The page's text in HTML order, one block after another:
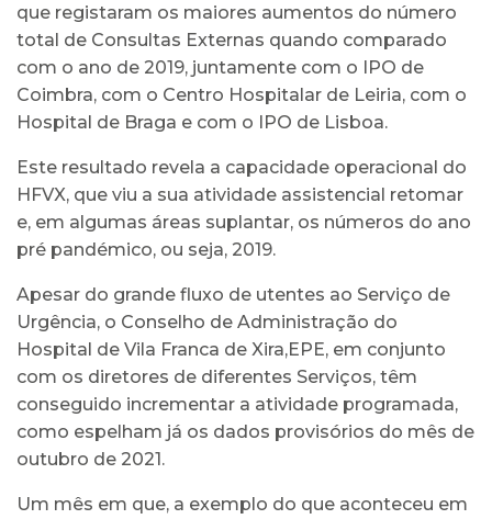
que registaram os maiores aumentos do número
total de Consultas Externas quando comparado
com o ano de 2019, juntamente com o IPO de
Coimbra, com o Centro Hospitalar de Leiria, com o
Hospital de Braga e com o IPO de Lisboa.
Este resultado revela a capacidade operacional do
HFVX, que viu a sua atividade assistencial retomar
e, em algumas áreas suplantar, os números do ano
pré pandémico, ou seja, 2019.
Apesar do grande fluxo de utentes ao Serviço de
Urgência, o Conselho de Administração do
Hospital de Vila Franca de Xira,EPE, em conjunto
com os diretores de diferentes Serviços, têm
conseguido incrementar a atividade programada,
como espelham já os dados provisórios do mês de
outubro de 2021.
Um mês em que, a exemplo do que aconteceu em